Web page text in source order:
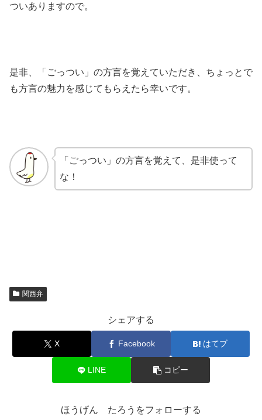
ついありますので。
是非、「ごっつい」の方言を覚えていただき、ちょっとで
も方言の魅力を感じてもらえたら幸いです。
「ごっつい」の方言を覚えて、是非使って
な！
関西弁
シェアする
X Facebook はてブ
LINE コピー
ほうげん たろうをフォローする